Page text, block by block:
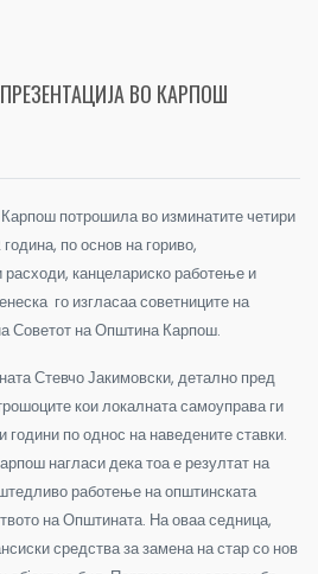
ВО КАРПОШ
потрошила во изминатите четири
по основ на гориво,
расходи, канцелариско работење и
го изгласаа советниците на
Советот на Општина Карпош.
Стевчо Јакимовски, детално пред
кои локалната самоуправа ги
години по однос на наведените ставки.
нагласи дека тоа е резултат на
работење на општинската
на Општината. На оваа седница,
средства за замена на стар со нов